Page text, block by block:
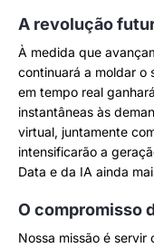
A revolução
À medida que
continuará a moldar o
em tempo real
instantâneas às
virtual, juntamente
intensificarão a
Data e da IA ainda
O compromisso
Nossa missão é